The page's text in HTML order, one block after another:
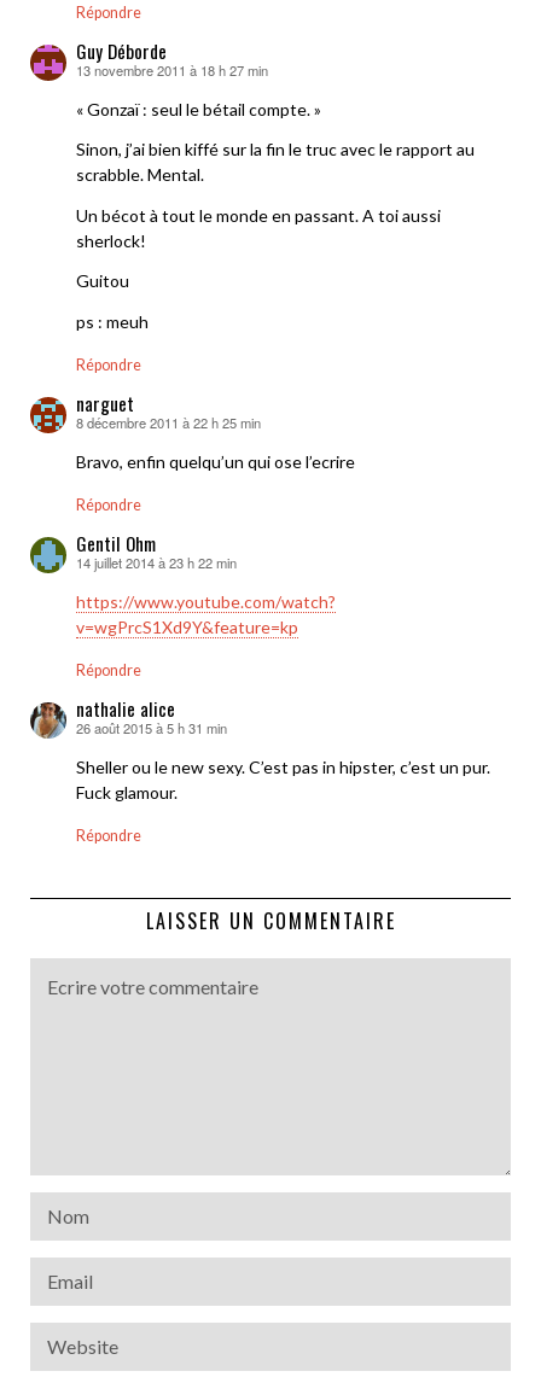
Répondre
Guy Déborde
dit :
13 novembre 2011 à 18 h 27 min
« Gonzaï : seul le bétail compte. »
Sinon, j’ai bien kiffé sur la fin le truc avec le rapport au
scrabble. Mental.
Un bécot à tout le monde en passant. A toi aussi
sherlock!
Guitou
ps : meuh
Répondre
narguet
dit :
8 décembre 2011 à 22 h 25 min
Bravo, enfin quelqu’un qui ose l’ecrire
Répondre
Gentil Ohm
dit :
14 juillet 2014 à 23 h 22 min
https://www.youtube.com/watch?
v=wgPrcS1Xd9Y&feature=kp
Répondre
nathalie alice
dit :
26 août 2015 à 5 h 31 min
Sheller ou le new sexy. C’est pas in hipster, c’est un pur.
Fuck glamour.
Répondre
LAISSER UN COMMENTAIRE